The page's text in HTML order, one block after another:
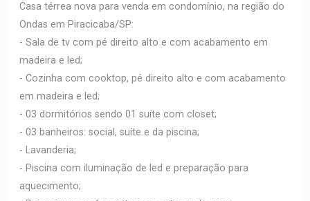
Casa térrea nova para venda em condomínio, na região do
Ondas em Piracicaba/SP:
- Sala de tv com pé direito alto e com acabamento em
madeira e led;
- Cozinha com cooktop, pé direito alto e com acabamento
em madeira e led;
- 03 dormitórios sendo 01 suíte com closet;
- 03 banheiros: social, suíte e da piscina;
- Lavanderia;
- Piscina com iluminação de led e preparação para
aquecimento;